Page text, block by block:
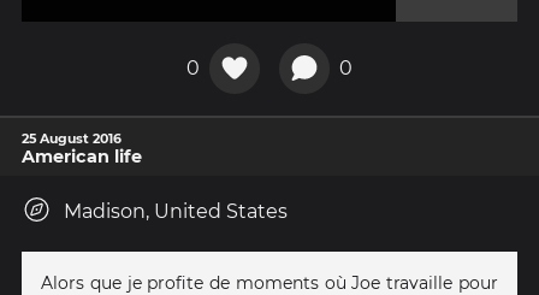
0 0
25 August 2016
American life
Madison, United States
Alors que je profite de moments où Joe travaille pour